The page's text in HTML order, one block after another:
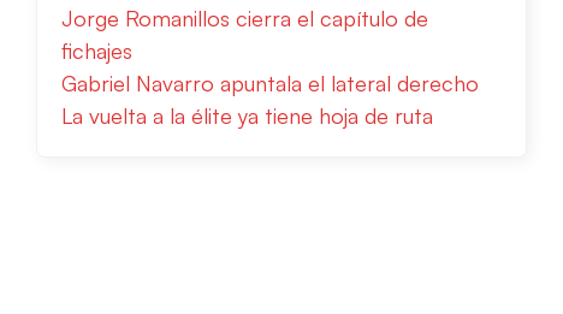
Jorge Romanillos cierra el capítulo de
fichajes
Gabriel Navarro apuntala el lateral derecho
La vuelta a la élite ya tiene hoja de ruta